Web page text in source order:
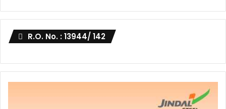
R.O. No. : 13944/ 142